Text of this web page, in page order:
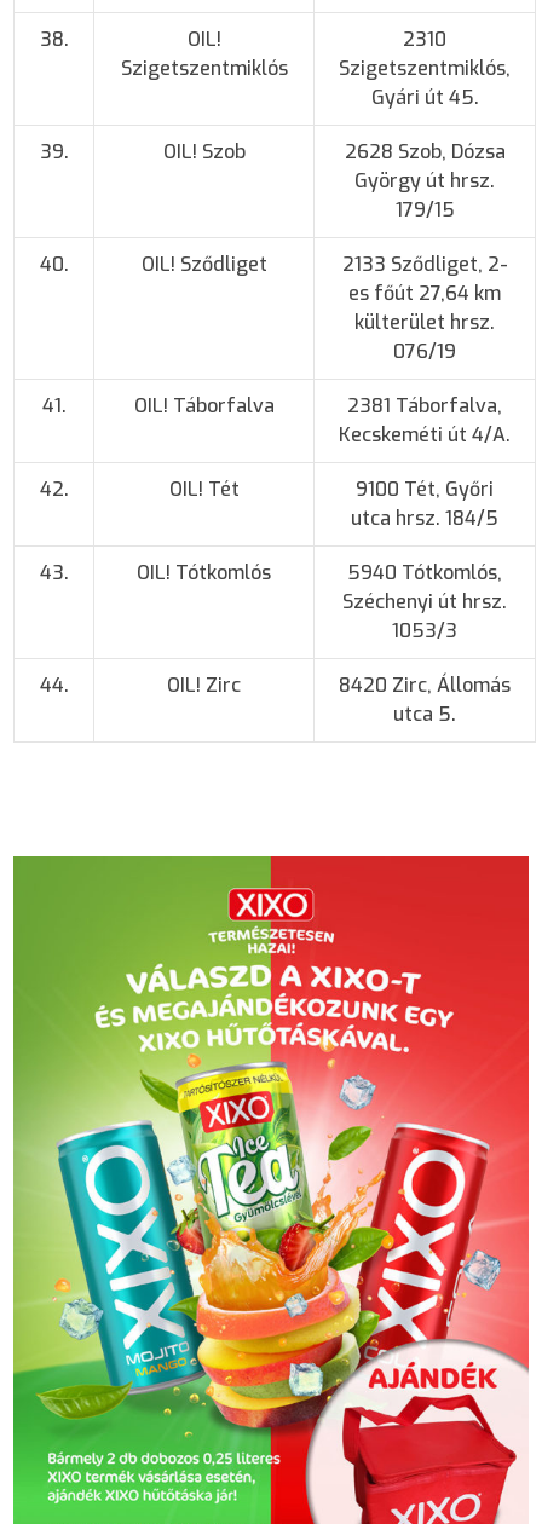
38.
OIL!
Szigetszentmiklós
2310
Szigetszentmiklós,
Gyári út 45.
39. OIL! Szob
2628 Szob, Dózsa
György út hrsz.
179/15
40. OIL! Sződliget
2133 Sződliget, 2-
es főút 27,64 km
külterület hrsz.
076/19
41. OIL! Táborfalva
2381 Táborfalva,
Kecskeméti út 4/A.
42. OIL! Tét
9100 Tét, Győri
utca hrsz. 184/5
43. OIL! Tótkomlós
5940 Tótkomlós,
Széchenyi út hrsz.
1053/3
44. OIL! Zirc
8420 Zirc, Állomás
utca 5.